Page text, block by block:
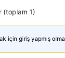
(toplam 1)
için giriş yapmış